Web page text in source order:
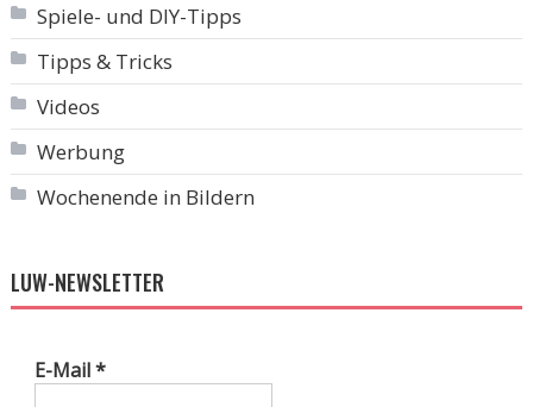
Spiele- und DIY-Tipps
Tipps & Tricks
Videos
Werbung
Wochenende in Bildern
LUW-NEWSLETTER
E-Mail*